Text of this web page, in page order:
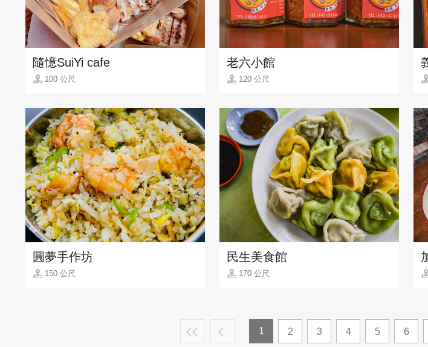
隨憶SuiYi cafe
100 公尺
老六小館
120 公尺
圓夢手作坊
150 公尺
民生美食館
170 公尺
1 2 3 4 5 6